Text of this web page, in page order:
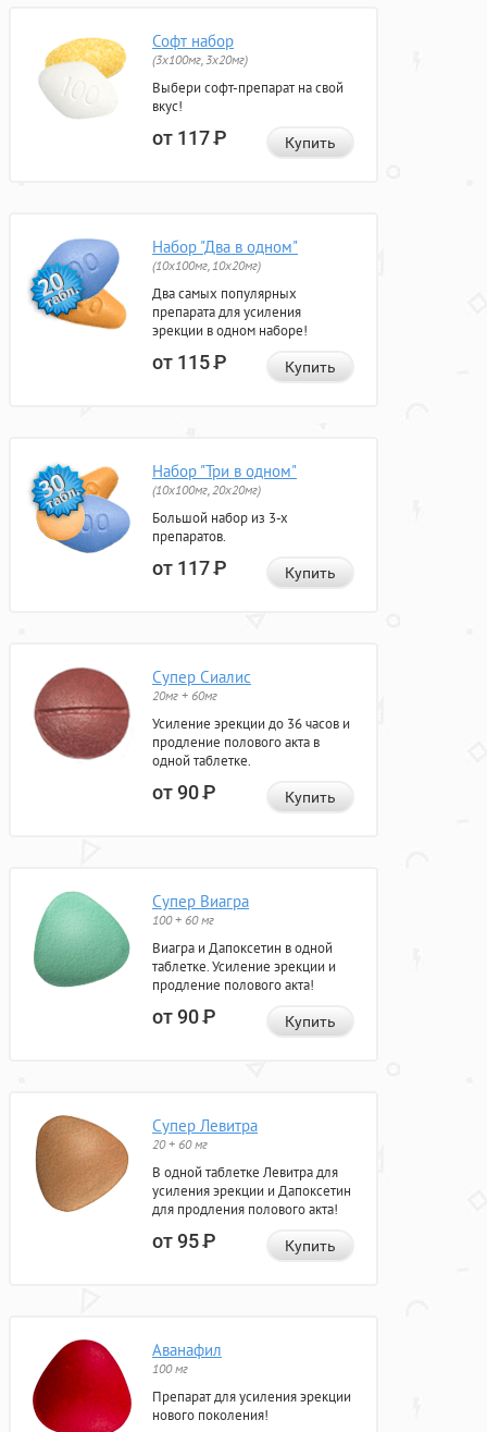
Софт набор
(3x100мг, 3x20мг)
Выбери софт-препарат на свой
вкус!
от 117Р Купить
Набор "Два в одном"
(10x100мг, 10x20мг)
Два самых популярных
препарата для усиления
эрекции в одном наборе!
от 115Р Купить
Набор "Три в одном"
(10x100мг, 20x20мг)
Большой набор из 3-х
препаратов.
от 117Р Купить
Супер Сиалис
20мг + 60мг
Усиление эрекции до 36 часов и
продление полового акта в
одной таблетке.
от 90Р Купить
Супер Виагра
100 + 60 мг
Виагра и Дапоксетин в одной
таблетке. Усиление эрекции и
продление полового акта!
от 90Р Купить
Супер Левитра
20 + 60 мг
В одной таблетке Левитра для
усиления эрекции и Дапоксетин
для продления полового акта!
от 95Р Купить
Аванафил
100 мг
Препарат для усиления эрекции
нового поколения!